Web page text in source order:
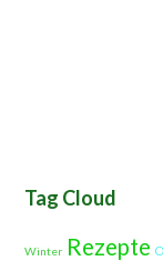
Tag Cloud
Winter Rezepte